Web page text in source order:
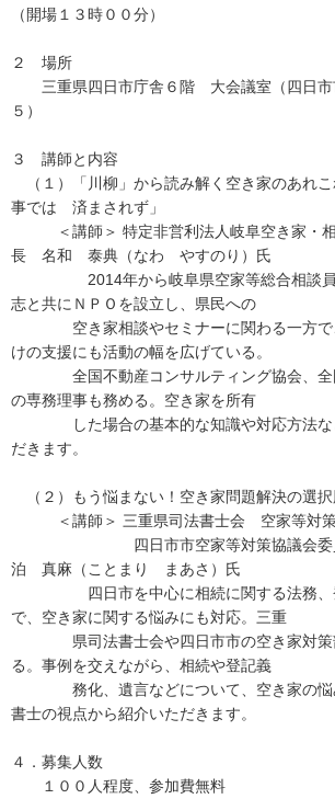
（開場１３時００分）
２ 場所
三重県四日市庁舎６階 大会議室（四日市
５）
３ 講師と内容
（１）「川柳」から読み解く空き家のあれ
事では 済まされず」
＜講師＞ 特定非営利法人岐阜空き家・
長 名和 泰典（なわ やすのり）氏
2014年から岐阜県空家等総合相談員
志と共にＮＰＯを設立し、県民への
空き家相談やセミナーに関わる一方で
けの支援にも活動の幅を広げている。
全国不動産コンサルティング協会、全
の専務理事も務める。空き家を所有
した場合の基本的な知識や対応方法な
だきます。
（２）もう悩まない！空き家問題解決の選択
＜講師＞ 三重県司法書士会 空家等対策
四日市市空家等対策協議会委
泊 真麻（ことまり まあさ）氏
四日市を中心に相続に関する法務、登
で、空き家に関する悩みにも対応。三重
県司法書士会や四日市市の空き家対策
る。事例を交えながら、相続や登記義
務化、遺言などについて、空き家の悩
書士の視点から紹介いただきます。
４．募集人数
１００人程度、参加費無料